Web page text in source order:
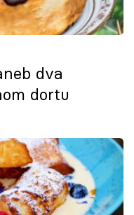
dva
dortu